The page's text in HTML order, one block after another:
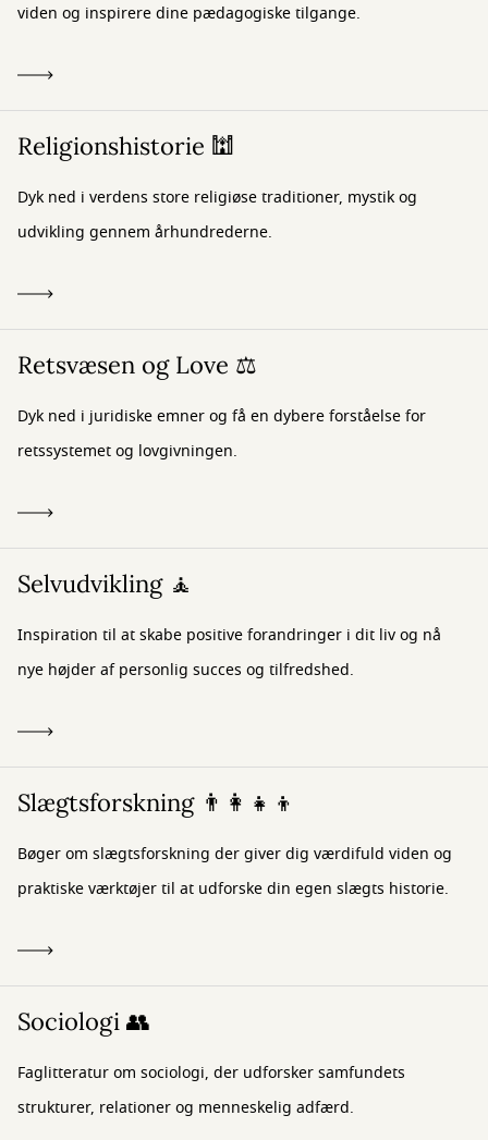
viden og inspirere dine pædagogiske tilgange.
Religionshistorie 🕍
Dyk ned i verdens store religiøse traditioner, mystik og
udvikling gennem århundrederne.
Retsvæsen og Love ⚖️
Dyk ned i juridiske emner og få en dybere forståelse for
retssystemet og lovgivningen.
Selvudvikling 🧘
Inspiration til at skabe positive forandringer i dit liv og nå
nye højder af personlig succes og tilfredshed.
Slægtsforskning 👨‍👩‍👧‍👦
Bøger om slægtsforskning der giver dig værdifuld viden og
praktiske værktøjer til at udforske din egen slægts historie.
Sociologi 👥
Faglitteratur om sociologi, der udforsker samfundets
strukturer, relationer og menneskelig adfærd.